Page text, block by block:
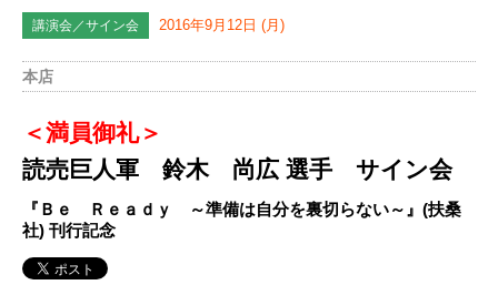
講演会／サイン会 2016年9月12日 (月)
本店
＜満員御礼＞
読売巨人軍 鈴木 尚広 選手 サイン会
『Ｂｅ Ｒｅａｄｙ ～準備は自分を裏切らない～』(扶桑
社) 刊行記念